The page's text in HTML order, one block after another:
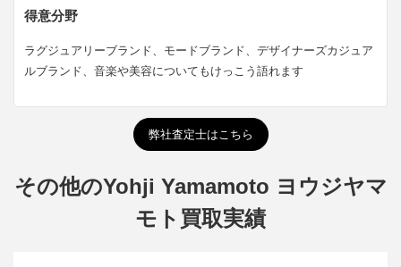
得意分野
ラグジュアリーブランド、モードブランド、デザイナーズカジュア
ルブランド、音楽や美容についてもけっこう語れます
弊社査定士はこちら
その他のYohji Yamamoto ヨウジヤマ
モト買取実績